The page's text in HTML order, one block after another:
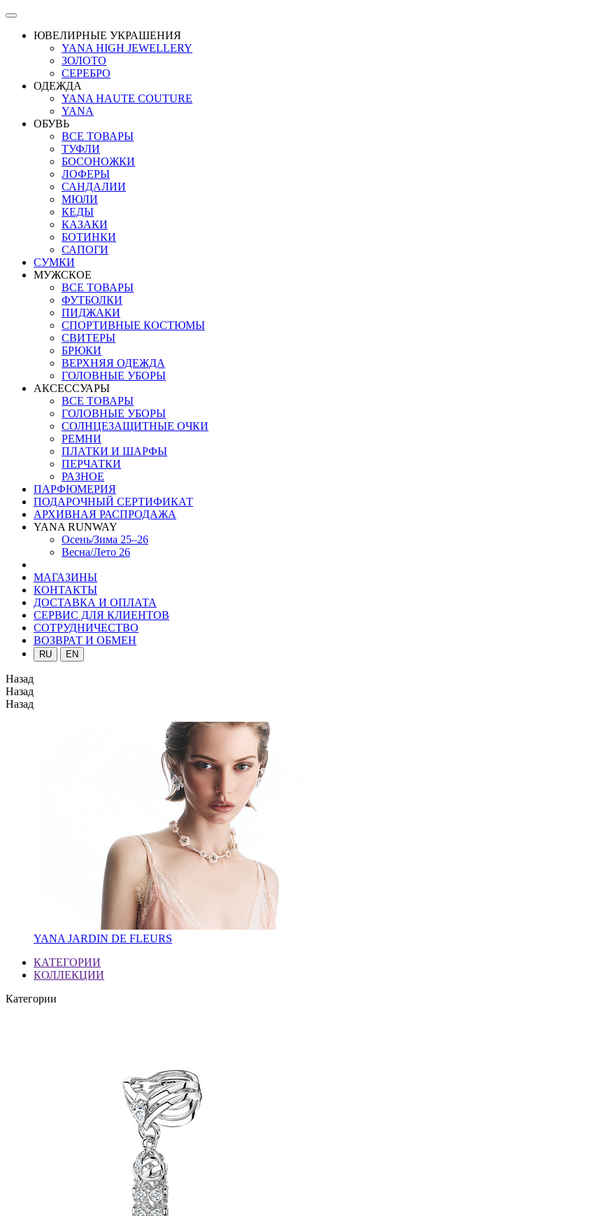
ЮВЕЛИРНЫЕ УКРАШЕНИЯ
YANA HIGH JEWELLERY
ЗОЛОТО
СЕРЕБРО
ОДЕЖДА
YANA HAUTE COUTURE
YANA
ОБУВЬ
ВСЕ ТОВАРЫ
ТУФЛИ
БОСОНОЖКИ
ЛОФЕРЫ
САНДАЛИИ
МЮЛИ
КЕДЫ
КАЗАКИ
БОТИНКИ
САПОГИ
СУМКИ
МУЖСКОЕ
ВСЕ ТОВАРЫ
ФУТБОЛКИ
ПИДЖАКИ
СПОРТИВНЫЕ КОСТЮМЫ
СВИТЕРЫ
БРЮКИ
ВЕРХНЯЯ ОДЕЖДА
ГОЛОВНЫЕ УБОРЫ
АКСЕССУАРЫ
ВСЕ ТОВАРЫ
ГОЛОВНЫЕ УБОРЫ
СОЛНЦЕЗАЩИТНЫЕ ОЧКИ
РЕМНИ
ПЛАТКИ И ШАРФЫ
ПЕРЧАТКИ
РАЗНОЕ
ПАРФЮМЕРИЯ
ПОДАРОЧНЫЙ СЕРТИФИКАТ
АРХИВНАЯ РАСПРОДАЖА
YANA RUNWAY
Осень/Зима 25–26
Весна/Лето 26
МАГАЗИНЫ
КОНТАКТЫ
ДОСТАВКА И ОПЛАТА
СЕРВИС ДЛЯ КЛИЕНТОВ
СОТРУДНИЧЕСТВО
ВОЗВРАТ И ОБМЕН
RU EN
Назад
Назад
Назад
YANA JARDIN DE FLEURS
КАТЕГОРИИ
КОЛЛЕКЦИИ
Категории